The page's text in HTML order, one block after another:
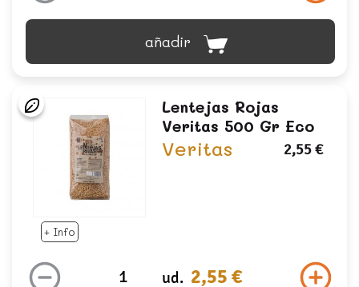
añadir
+ Info
Lentejas Rojas
Veritas 500 Gr Eco
Veritas 2,55 €
ud. 2,55 €